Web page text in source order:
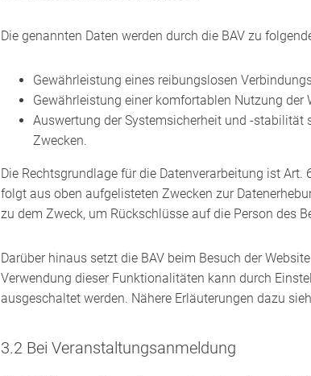
Die genannten Daten werden durch die BAV zu
Gewährleistung eines reibungslosen
Gewährleistung einer komfortablen Nutzung der
Auswertung der Systemsicherheit und -
Zwecken.
Die Rechtsgrundlage für die Datenverarbeitung ist Art.
folgt aus oben aufgelisteten Zwecken zur
zu dem Zweck, um Rückschlüsse auf die Person des
Darüber hinaus setzt die BAV beim Besuch der
Verwendung dieser Funktionalitäten kann durch
ausgeschaltet werden. Nähere Erläuterungen dazu
3.2 Bei Veranstaltungsanmeldung